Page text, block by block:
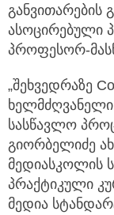
განვითარების
ასოცირებული
პროფესორ-
„შეხვედრაზე
სასწავლო
გიორბელიძე
მედიასკოლის
პრაქტიკული
მედია